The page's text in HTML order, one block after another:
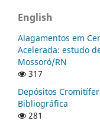
English
Alagamentos em
Acelerada: estudo
Mossoró/RN
317
Depósitos
Bibliográfica
281